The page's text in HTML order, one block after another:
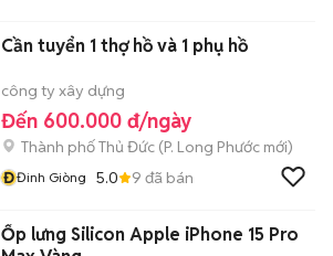
Cần tuyển 1 thợ hồ và 1 phụ hồ
công ty xây dựng
Đến 600.000 đ/ngày
Thành phố Thủ Đức (P. Long Phước mới)
ĐĐinh Giòng 5.0 9 đã bán
Ốp lưng Silicon Apple iPhone 15 Pro